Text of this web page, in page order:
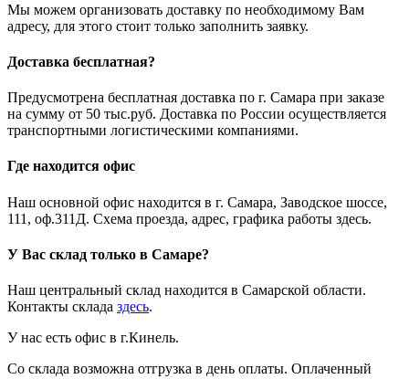
Мы можем организовать доставку по необходимому Вам
адресу, для этого стоит только заполнить заявку.
Доставка бесплатная?
Предусмотрена бесплатная доставка по г. Самара при заказе
на сумму от 50 тыс.руб. Доставка по России осуществляется
транспортными логистическими компаниями.
Где находится офис
Наш основной офис находится в г. Самара, Заводское шоссе,
111, оф.311Д. Схема проезда, адрес, графика работы здесь.
У Вас склад только в Самаре?
Наш центральный склад находится в Самарской области.
Контакты склада здесь.
У нас есть офис в г.Кинель.
Со склада возможна отгрузка в день оплаты. Оплаченный